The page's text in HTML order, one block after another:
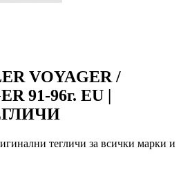
VOYAGER /
91-96г. EU |
тегличи за всички марки и